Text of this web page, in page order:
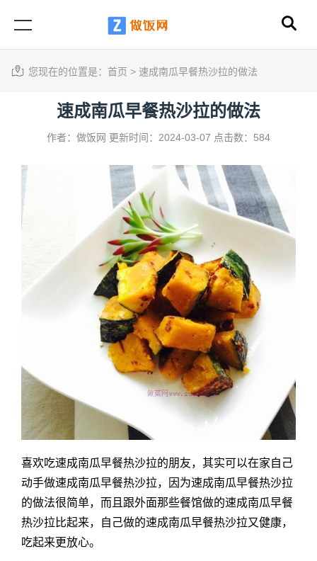
您现在的位置是： 首页 > 速成南瓜早餐热沙拉的做法
速成南瓜早餐热沙拉的做法
作者：做饭网 更新时间：2024-03-07 点击数：584
喜欢吃速成南瓜早餐热沙拉的朋友，其实可以在家自己
动手做速成南瓜早餐热沙拉，因为速成南瓜早餐热沙拉
的做法很简单，而且跟外面那些餐馆做的速成南瓜早餐
热沙拉比起来，自己做的速成南瓜早餐热沙拉又健康，
吃起来更放心。